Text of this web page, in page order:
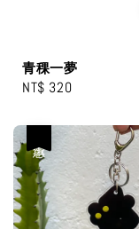
青稞一夢
Regular
NT$ 320